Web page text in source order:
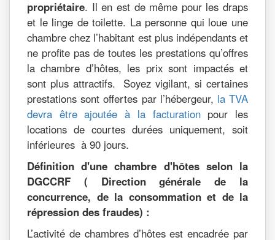
propriétaire. Il en est de même pour les draps
et le linge de toilette. La personne qui loue une
chambre chez l’habitant est plus indépendants et
ne profite pas de toutes les prestations qu’offres
la chambre d’hôtes, les prix sont impactés et
sont plus attractifs. Soyez vigilant, si certaines
prestations sont offertes par l’hébergeur, la TVA
devra être ajoutée à la facturationpour les
locations de courtes durées uniquement, soit
inférieures à 90 jours.
Définition d'une chambre d'hôtes selon la
DGCCRF ( Direction générale de la
concurrence, de la consommation et de la
répression des fraudes) :
L’activité de chambres d’hôtes est encadrée par